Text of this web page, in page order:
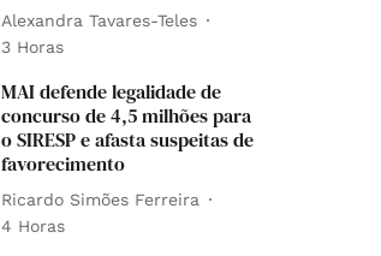
Alexandra Tavares-Teles
3 Horas
MAI defende legalidade de
concurso de 4,5 milhões para
o SIRESP e afasta suspeitas de
favorecimento
Ricardo Simões Ferreira
4 Horas